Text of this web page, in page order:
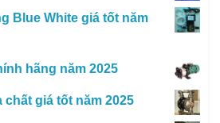
Blue White giá tốt năm
hãng năm 2025
chất giá tốt năm 2025